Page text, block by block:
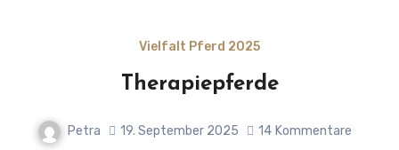
Vielfalt Pferd 2025
Therapiepferde
Petra 19. September 2025 14 Kommentare